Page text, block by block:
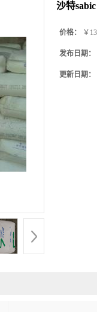
沙特
价格： ￥
发布日期：
更新日期：